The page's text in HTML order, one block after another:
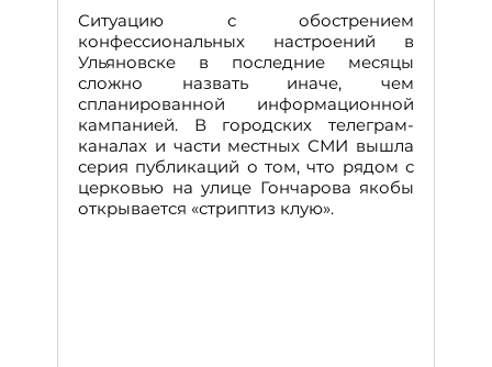
Ситуацию с обострением
конфессиональных настроений в
Ульяновске в последние месяцы
сложно назвать иначе, чем
спланированной информационной
кампанией. В городских телеграм-
каналах и части местных СМИ вышла
серия публикаций о том, что рядом с
церковью на улице Гончарова якобы
открывается «стриптиз клую».